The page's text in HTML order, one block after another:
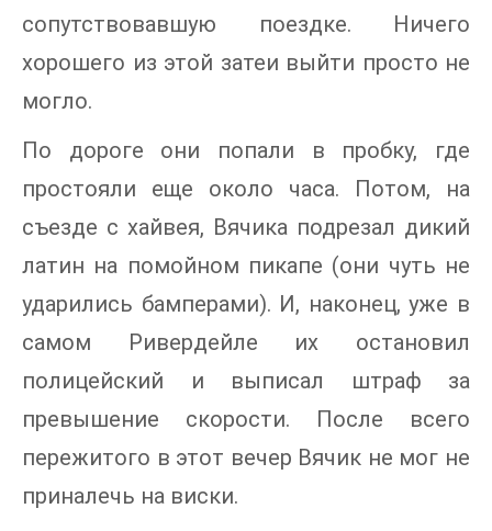
сопутствовавшую поездке. Ничего
хорошего из этой затеи выйти просто не
могло.
По дороге они попали в пробку, где
простояли еще около часа. Потом, на
съезде с хайвея, Вячика подрезал дикий
латин на помойном пикапе (они чуть не
ударились бамперами). И, наконец, уже в
самом Ривердейле их остановил
полицейский и выписал штраф за
превышение скорости. После всего
пережитого в этот вечер Вячик не мог не
приналечь на виски.